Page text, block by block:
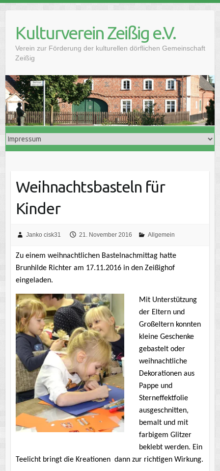
contentKulturverein Zeißig e.V.
Verein zur Förderung der kulturellen dörflichen Gemeinschaft
Zeißig
Weihnachtsbasteln für
Kinder
Janko cisk31 21. November 2016 Allgemein
Zu einem weihnachtlichen Bastelnachmittag hatte
Brunhilde Richter am 17.11.2016 in den Zeißighof
eingeladen.
Mit Unterstützung
der Eltern und
Großeltern konnten
kleine Geschenke
gebastelt oder
weihnachtliche
Dekorationen aus
Pappe und
Sterneffektfolie
ausgeschnitten,
bemalt und mit
farbigem Glitzer
beklebt werden. Ein
Teelicht bringt die Kreationen dann zur richtigen Wirkung.